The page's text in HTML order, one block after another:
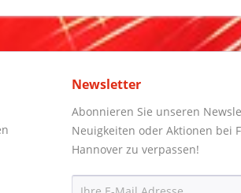
Newsletter
Abonnieren Sie unseren
Neuigkeiten oder Aktionen bei
Hannover zu verpassen!